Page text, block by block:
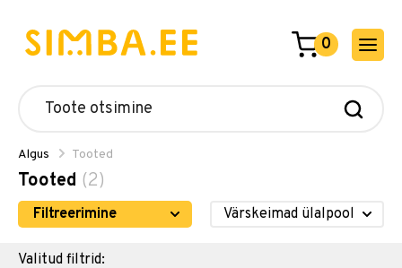
0
Algus Tooted
Tooted (2)
Filtreerimine
Valitud filtrid: